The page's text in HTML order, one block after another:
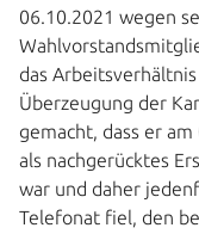
06.10.2021 wegen
das
Überzeugung der
gemacht, dass er
als nachgerücktes
war und daher
Telefonat fiel, den